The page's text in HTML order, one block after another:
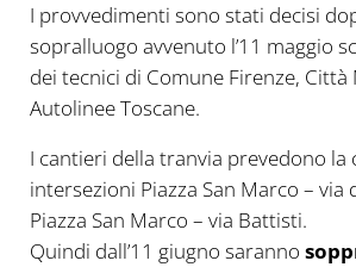
I provvedimenti sono stati decisi
sopralluogo avvenuto l’11 maggio
dei tecnici di Comune Firenze,
Autolinee Toscane.
I cantieri della tranvia prevedono la
intersezioni Piazza San Marco – via
Piazza San Marco – via Battisti.
Quindi dall’11 giugno saranno